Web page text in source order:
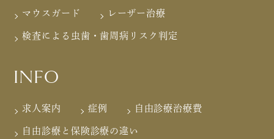
マウスガード レーザー治療
検査による虫歯・歯周病リスク判定
INFO
求人案内 症例 自由診療治療費
自由診療と保険診療の違い